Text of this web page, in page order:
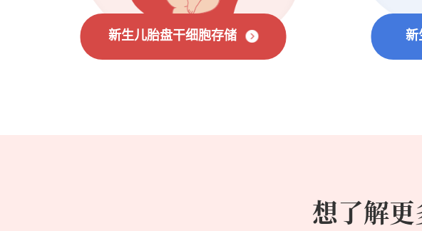
新生儿胎盘干细胞存储 新
想了解更